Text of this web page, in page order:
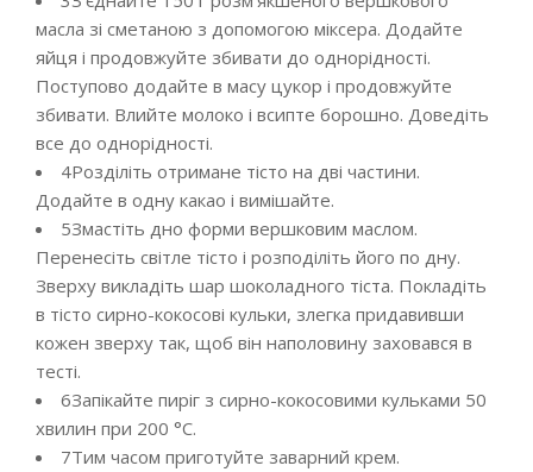
масла зі сметаною з допомогою міксера. Додайте
яйця і продовжуйте збивати до однорідності.
Поступово додайте в масу цукор і продовжуйте
збивати. Влийте молоко і всипте борошно. Доведіть
все до однорідності.
4Розділіть отримане тісто на дві частини.
Додайте в одну какао і вимішайте.
5Змастіть дно форми вершковим маслом.
Перенесіть світле тісто і розподіліть його по дну.
Зверху викладіть шар шоколадного тіста. Покладіть
в тісто сирно-кокосові кульки, злегка придавивши
кожен зверху так, щоб він наполовину заховався в
тесті.
6Запікайте пиріг з сирно-кокосовими кульками 50
хвилин при 200 °С.
7Тим часом приготуйте заварний крем.